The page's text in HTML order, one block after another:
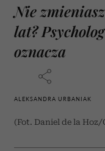
Nie
lat?
oznacza
ALEKSANDRA URBANIAK